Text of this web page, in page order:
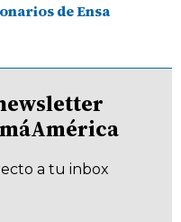
de Ensa
a tu inbox